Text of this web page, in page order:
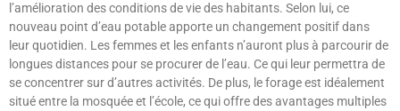
l’amélioration des conditions de vie des habitants. Selon lui, ce
nouveau point d’eau potable apporte un changement positif dans
leur quotidien. Les femmes et les enfants n’auront plus à parcourir de
longues distances pour se procurer de l’eau. Ce qui leur permettra de
se concentrer sur d’autres activités. De plus, le forage est idéalement
situé entre la mosquée et l’école, ce qui offre des avantages multiples